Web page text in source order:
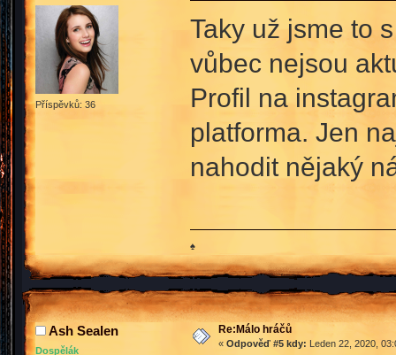
Příspěvků: 36
Taky už jsme to
vůbec nejsou
Profil na
platforma. Jen
nahodit nějaký
♠
Ash Sealen
Dospělák
Re:Málo hráčů
« Odpověď #5 kdy: Leden 22, 2020,